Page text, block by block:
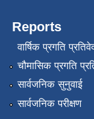
Reports
वार्षिक प्रगति
चौमासिक प्रगति
सार्वजनिक सुनुवाई
सार्वजनिक परीक्षण